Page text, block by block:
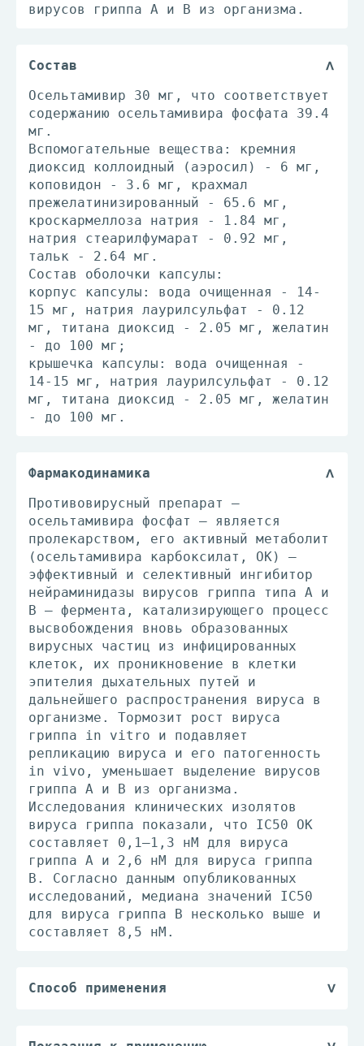
вирусов гриппа А и В из организма.
Состав
Осельтамивир 30 мг, что соответствует
содержанию осельтамивира фосфата 39.4
мг.
Вспомогательные вещества: кремния
диоксид коллоидный (аэросил) - 6 мг,
коповидон - 3.6 мг, крахмал
прежелатинизированный - 65.6 мг,
кроскармеллоза натрия - 1.84 мг,
натрия стеарилфумарат - 0.92 мг,
тальк - 2.64 мг.
Состав оболочки капсулы:
корпус капсулы: вода очищенная - 14-
15 мг, натрия лаурилсульфат - 0.12
мг, титана диоксид - 2.05 мг, желатин
- до 100 мг;
крышечка капсулы: вода очищенная -
14-15 мг, натрия лаурилсульфат - 0.12
мг, титана диоксид - 2.05 мг, желатин
- до 100 мг.
Фармакодинамика
Противовирусный препарат —
осельтамивира фосфат — является
пролекарством, его активный метаболит
(осельтамивира карбоксилат, ОК) —
эффективный и селективный ингибитор
нейраминидазы вирусов гриппа типа А и
В — фермента, катализирующего процесс
высвобождения вновь образованных
вирусных частиц из инфицированных
клеток, их проникновение в клетки
эпителия дыхательных путей и
дальнейшего распространения вируса в
организме. Тормозит рост вируса
гриппа in vitro и подавляет
репликацию вируса и его патогенность
in vivo, уменьшает выделение вирусов
гриппа А и В из организма.
Исследования клинических изолятов
вируса гриппа показали, что IC50 ОК
составляет 0,1–1,3 нМ для вируса
гриппа А и 2,6 нМ для вируса гриппа
В. Согласно данным опубликованных
исследований, медиана значений IC50
для вируса гриппа В несколько выше и
составляет 8,5 нМ.
Способ применения
Лечение